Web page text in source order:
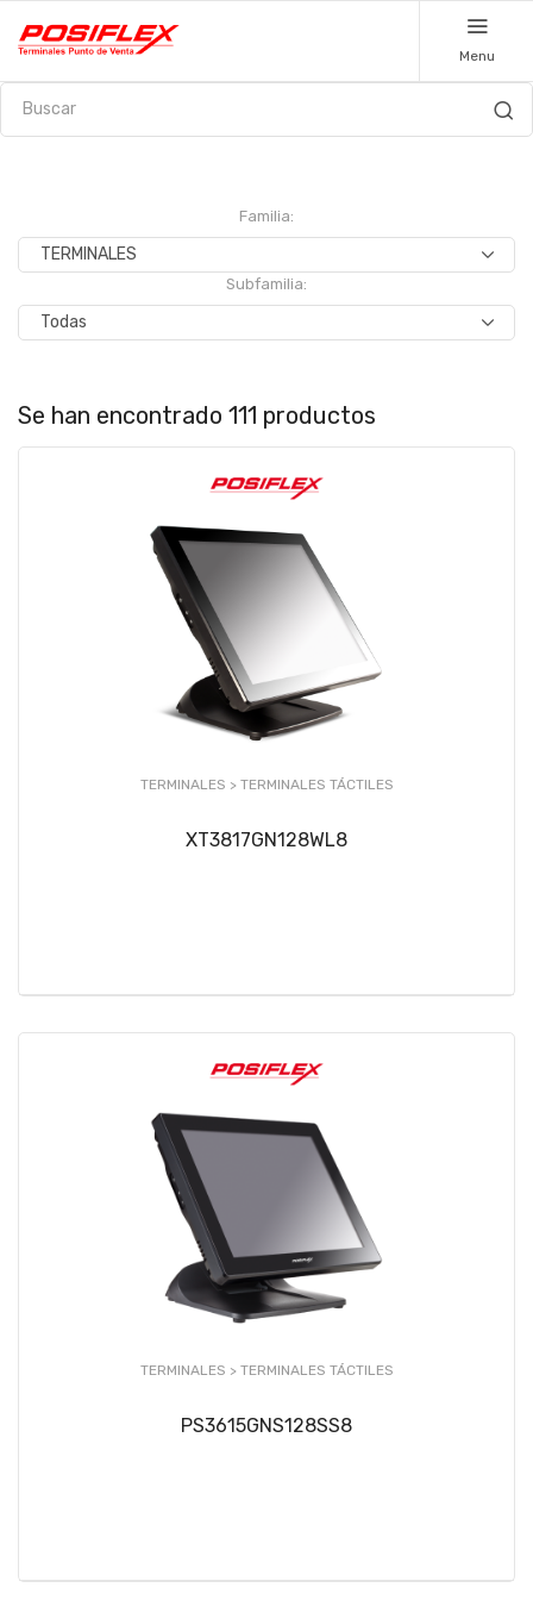
Menu
Familia:
Subfamilia:
Se han encontrado 111 productos
TERMINALES > TERMINALES TÁCTILES
XT3817GN128WL8
TERMINALES > TERMINALES TÁCTILES
PS3615GNS128SS8